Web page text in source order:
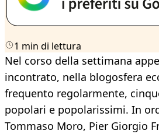
1 min di lettura
Nel corso della settimana
incontrato, nella blogosfera
frequento regolarmente,
popolari e popolarissimi. In
Tommaso Moro, Pier Giorgio